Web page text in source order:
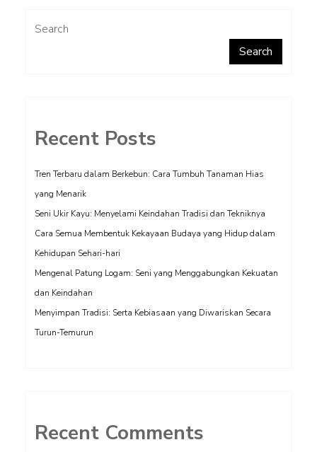
Search
Search
Recent Posts
Tren Terbaru dalam Berkebun: Cara Tumbuh Tanaman Hias
yang Menarik
Seni Ukir Kayu: Menyelami Keindahan Tradisi dan Tekniknya
Cara Semua Membentuk Kekayaan Budaya yang Hidup dalam
Kehidupan Sehari-hari
Mengenal Patung Logam: Seni yang Menggabungkan Kekuatan
dan Keindahan
Menyimpan Tradisi: Serta Kebiasaan yang Diwariskan Secara
Turun-Temurun
Recent Comments